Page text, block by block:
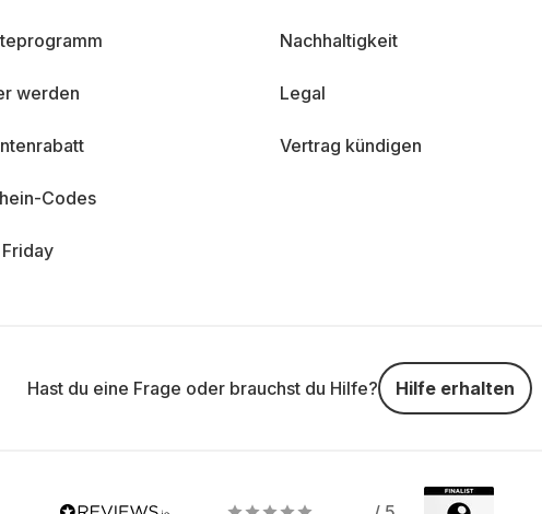
werden
Codes
Nachhaltigkeit
Legal
Vertrag kündigen
Hast du eine Frage oder brauchst du Hilfe? Hilfe erhalten